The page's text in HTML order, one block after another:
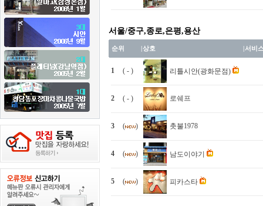
서울/중구,종로,은평,용산
순위 |상호 |서비
1 ( - ) 리틀시안(광화문점)
2 ( - ) 로쉐프
3 ( ) 촛불1978
4 ( ) 남도이야기
5 ( ) 피카스타